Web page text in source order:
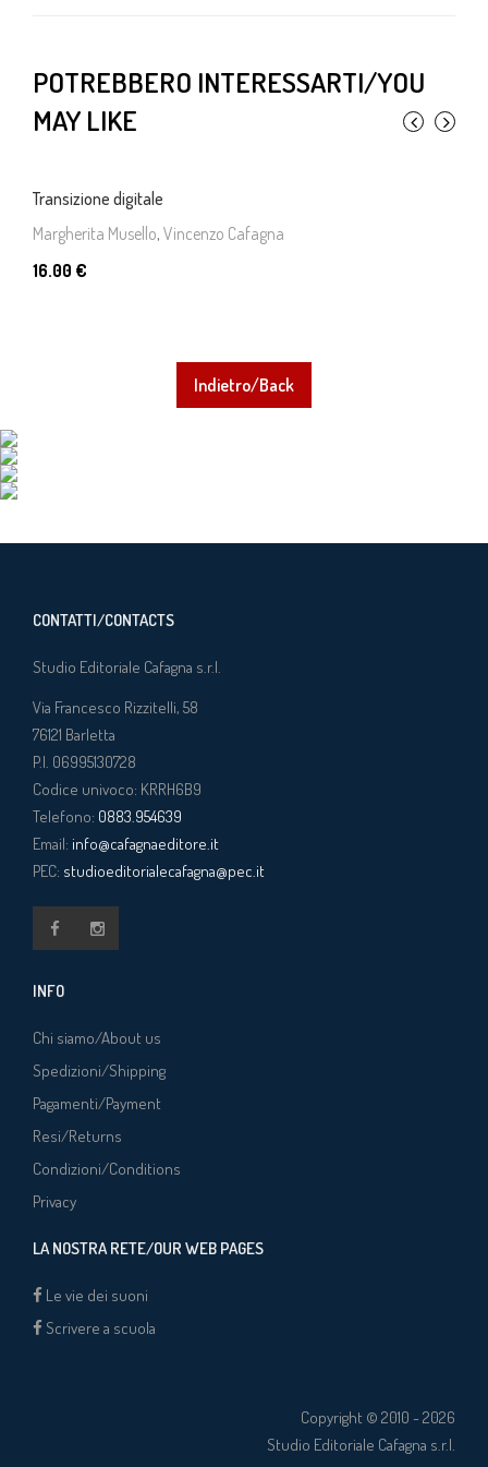
POTREBBERO INTERESSARTI/YOU
MAY LIKE
Transizione digitale
Margherita Musello, Vincenzo Cafagna
16.00 €
Indietro/Back
CONTATTI/CONTACTS
Studio Editoriale Cafagna s.r.l.
Via Francesco Rizzitelli, 58
76121 Barletta
P.I. 06995130728
Codice univoco: KRRH6B9
Telefono: 0883.954639
Email: info@cafagnaeditore.it
PEC: studioeditorialecafagna@pec.it
INFO
Chi siamo/About us
Spedizioni/Shipping
Pagamenti/Payment
Resi/Returns
Condizioni/Conditions
Privacy
LA NOSTRA RETE/OUR WEB PAGES
Le vie dei suoni
Scrivere a scuola
Copyright © 2010 - 2026
Studio Editoriale Cafagna s.r.l.